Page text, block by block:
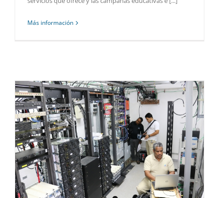
Más información